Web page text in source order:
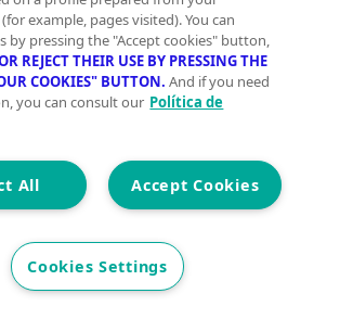
en Dalías
en Dalías
en Dalías
en Dalías
en Dalías
en Dalías
en Dalías
example, pages visited). You can
by pressing the "Accept cookies" button,
REJECT THEIR USE BY PRESSING THE
COOKIES" BUTTON. And if you need
you can consult our Política de
Accept Cookies
All
Cookies Settings